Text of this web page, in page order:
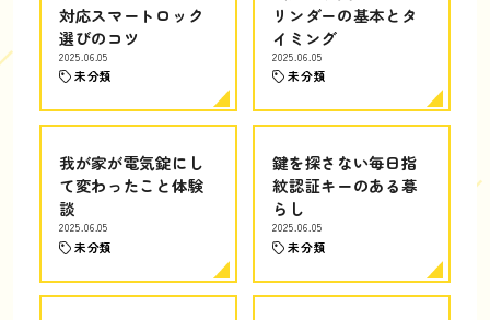
対応スマートロック
選びのコツ
2025.06.05
未分類
リンダーの基本とタ
イミング
2025.06.05
未分類
我が家が電気錠にし
て変わったこと体験
談
2025.06.05
未分類
鍵を探さない毎日指
紋認証キーのある暮
らし
2025.06.05
未分類